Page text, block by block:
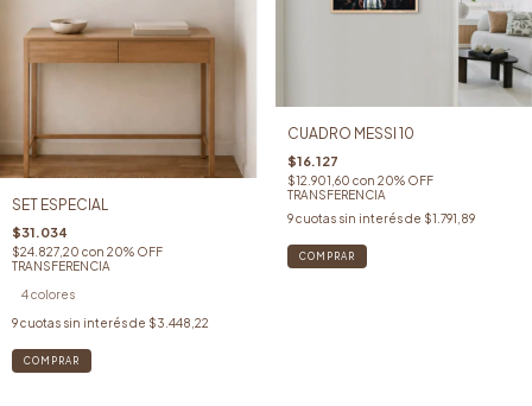
SET ESPECIAL
$31.034
$24.827,20 con 20% OFF
TRANSFERENCIA
4 colores
9cuotas sin interés de $3.448,22
COMPRAR
CUADRO MESSI 10
$16.127
$12.901,60 con 20% OFF
TRANSFERENCIA
9 cuotas sin interés de $1.791,89
COMPRAR